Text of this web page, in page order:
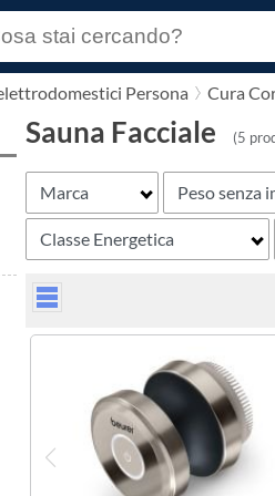
Persona Cura
Sauna Facciale (5
Marca Peso senza
Classe Energetica